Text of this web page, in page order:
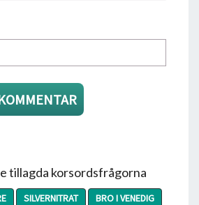
tillagda korsordsfrågorna
SILVERNITRAT
BRO I VENEDIG